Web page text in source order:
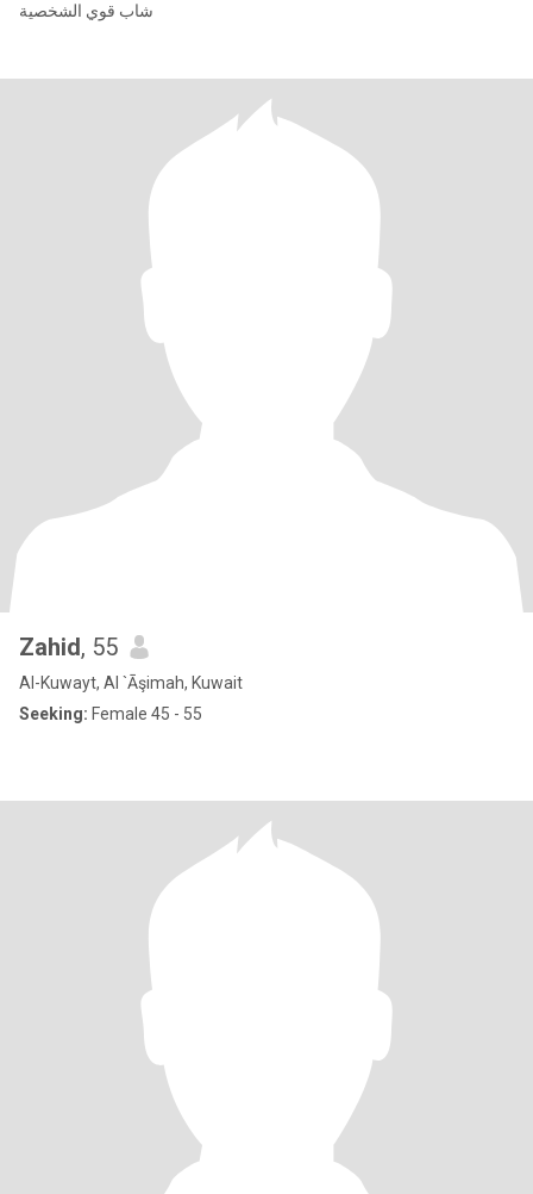
شاب قوي الشخصية
Zahid, 55
Al-Kuwayt, Al `Āşimah, Kuwait
Seeking: Female 45 - 55